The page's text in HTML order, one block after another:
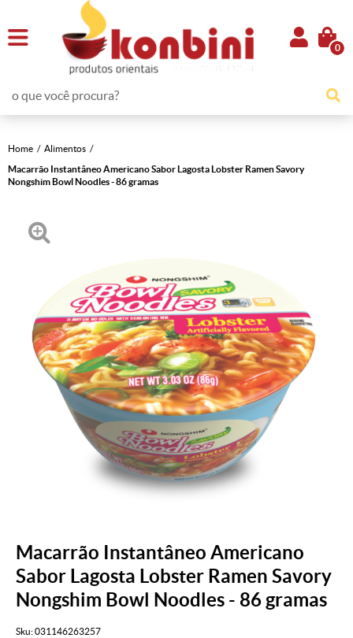
0
Home
Alimentos
Macarrão Instantâneo Americano Sabor Lagosta Lobster Ramen Savory
Nongshim Bowl Noodles - 86 gramas
Macarrão Instantâneo Americano
Sabor Lagosta Lobster Ramen Savory
Nongshim Bowl Noodles - 86 gramas
Sku:031146263257